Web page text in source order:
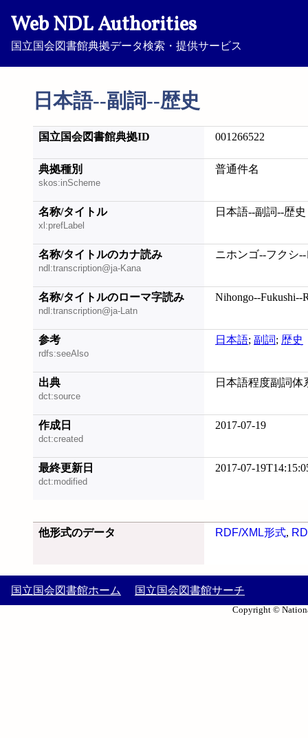
Web NDL Authorities
国立国会図書館典拠データ検索・提供サービス
日本語--副詞--歴史
国立国会図書館典拠ID 001266522
典拠種別
skos:inScheme
普通件名
名称/タイトル
xl:prefLabel
日本語--副詞--歴史
名称/タイトルのカナ読み
ndl:transcription@ja-Kana
ニホンゴ--フクシ
名称/タイトルのローマ字読み
ndl:transcription@ja-Latn
Nihongo--Fukushi--
参考
rdfs:seeAlso
日本語; 副詞; 歴史
出典
dct:source
日本語程度副詞体
作成日
dct:created
2017-07-19
最終更新日
dct:modified
2017-07-
他形式のデータ RDF/XML形式,
国立国会図書館ホーム 国立国会図書館サーチ
Copyright ©